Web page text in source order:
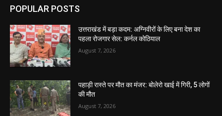
POPULAR POSTS
उत्तराखंड में बड़ा कदम: अग्निवीरों के लिए बना देश का
पहला रोजगार सेल: कर्नल कोठियाल
August 7, 2026
पहाड़ी रास्ते पर मौत का मंजर: बोलेरो खाई में गिरी, 5 लोगों
की मौत
August 7, 2026